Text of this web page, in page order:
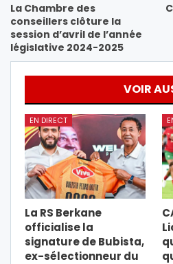
La Chambre des
conseillers clôture la
session d’avril de l’année
législative 2024-2025
VOIR
EN DIRECT
La RS Berkane
officialise la
signature de Bubista,
ex-sélectionneur du